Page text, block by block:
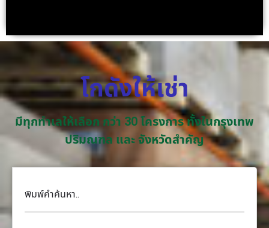
โกดังให้เช่า
มีทุกทำเลให้เลือก กว่า 30 โครงการ ทั้งในกรุงเทพ
ปริมณฑล และ จังหวัดสำคัญ
พิมพ์คำค้นหา..